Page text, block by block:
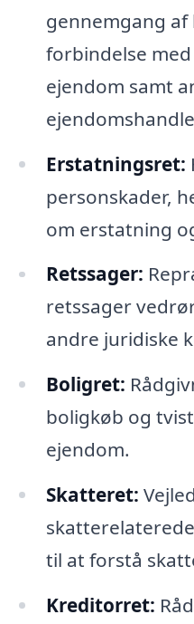
gennemgang
forbindelse
ejendom samt
Erstatningsret:
personskader,
om erstatning
Retssager:
retssager
andre juridiske
Boligret:
boligkøb og
ejendom.
Skatteret:
til at forstå
Kreditorret: